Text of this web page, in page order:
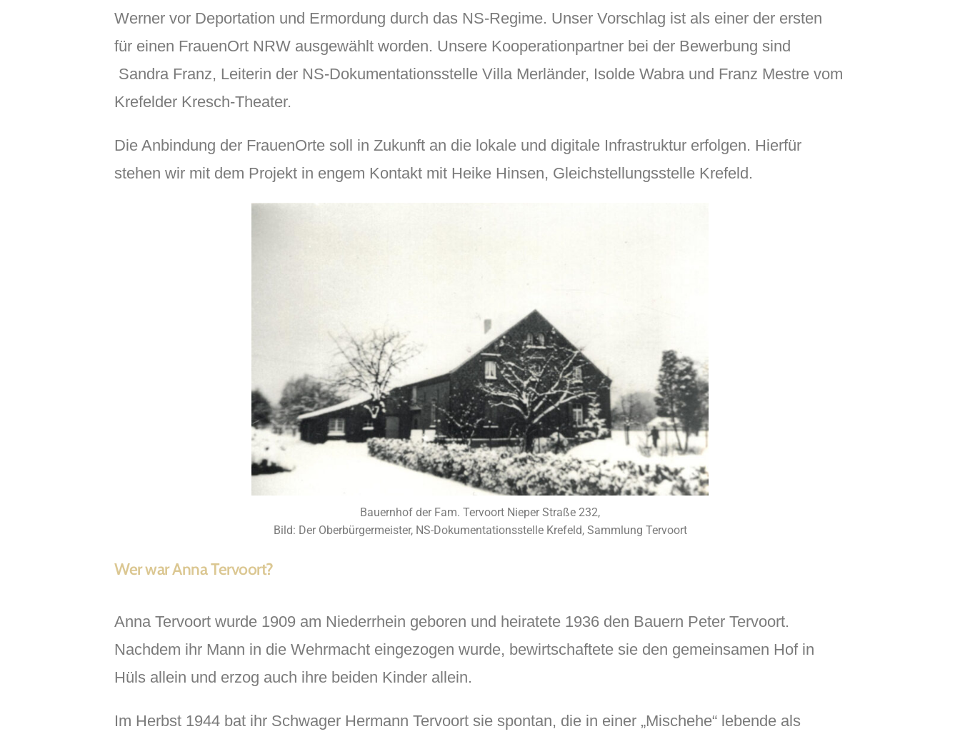
Werner vor Deportation und Ermordung durch das NS-Regime. Unser Vorschlag ist als einer der ersten
für einen FrauenOrt NRW ausgewählt worden. Unsere Kooperationpartner bei der Bewerbung sind
Sandra Franz, Leiterin der NS-Dokumentationsstelle Villa Merländer, Isolde Wabra und Franz Mestre vom
Krefelder Kresch-Theater.
Die Anbindung der FrauenOrte soll in Zukunft an die lokale und digitale Infrastruktur erfolgen. Hierfür
stehen wir mit dem Projekt in engem Kontakt mit Heike Hinsen, Gleichstellungsstelle Krefeld.
Bauernhof der Fam. Tervoort Nieper Straße 232,
Bild: Der Oberbürgermeister, NS-Dokumentationsstelle Krefeld, Sammlung Tervoort
Wer war Anna Tervoort?
Anna Tervoort wurde 1909 am Niederrhein geboren und heiratete 1936 den Bauern Peter Tervoort.
Nachdem ihr Mann in die Wehrmacht eingezogen wurde, bewirtschaftete sie den gemeinsamen Hof in
Hüls allein und erzog auch ihre beiden Kinder allein.
Im Herbst 1944 bat ihr Schwager Hermann Tervoort sie spontan, die in einer „Mischehe“ lebende als